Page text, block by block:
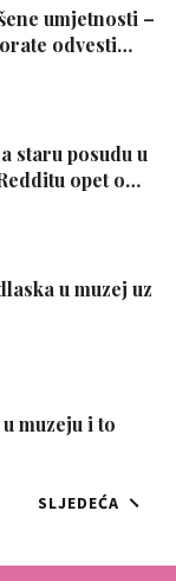
umjetnosti –
odvesti…
staru posudu u
opet o…
u muzej uz
muzeju i to
SLJEDEĆA